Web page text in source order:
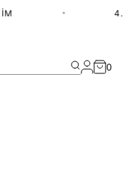
4.
0